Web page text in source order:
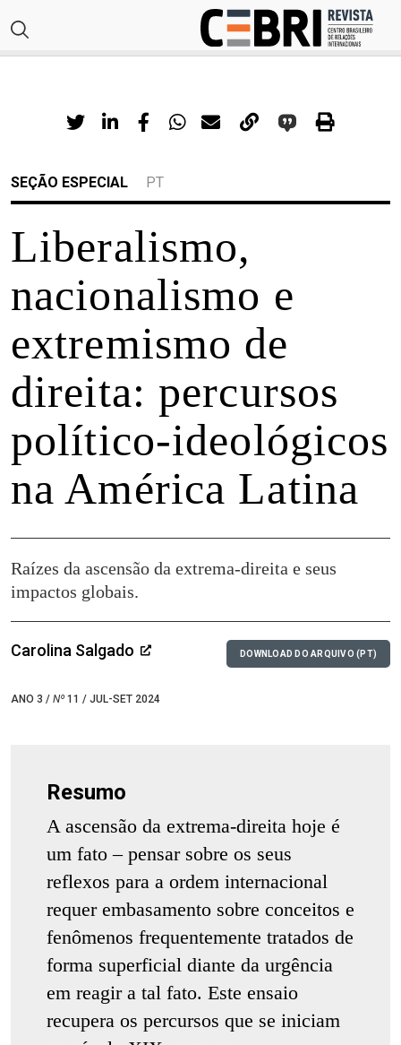
SEÇÃO ESPECIAL PT
Liberalismo,
nacionalismo e
extremismo de
direita: percursos
político-ideológicos
na América Latina
Raízes da ascensão da extrema-direita e seus
impactos globais.
Carolina Salgado
ANO 3 / Nº 11 / JUL-SET 2024
DOWNLOAD DO ARQUIVO (PT)
Resumo
A ascensão da extrema-direita hoje é
um fato – pensar sobre os seus
reflexos para a ordem internacional
requer embasamento sobre conceitos e
fenômenos frequentemente tratados de
forma superficial diante da urgência
em reagir a tal fato. Este ensaio
recupera os percursos que se iniciam